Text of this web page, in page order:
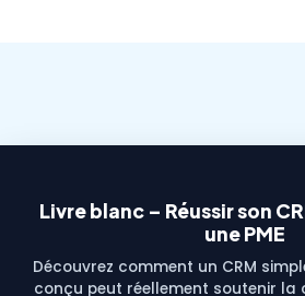
Livre blanc – Réussir son
une PME
Découvrez comment un CRM
conçu peut réellement soutenir la